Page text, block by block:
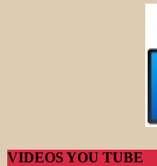
VIDEOS YOU TUBE